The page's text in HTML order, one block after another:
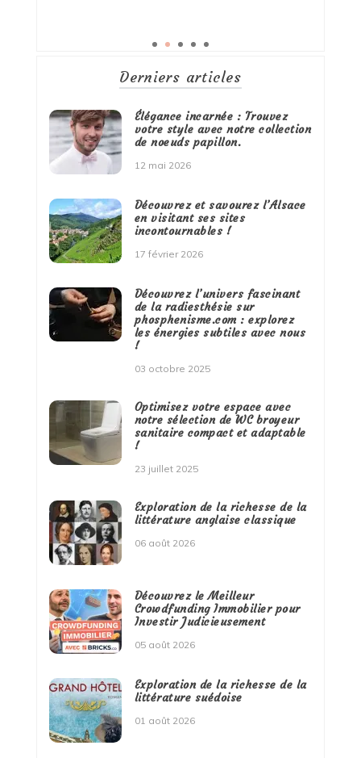
Derniers articles
Élégance incarnée : Trouvez
votre style avec notre collection
de noeuds papillon.
12 mai 2026
Découvrez et savourez l’Alsace
en visitant ses sites
incontournables !
17 février 2026
Découvrez l’univers fascinant
de la radiesthésie sur
phosphenisme.com : explorez
les énergies subtiles avec nous
!
03 octobre 2025
Optimisez votre espace avec
notre sélection de WC broyeur
sanitaire compact et adaptable
!
23 juillet 2025
Exploration de la richesse de la
littérature anglaise classique
06 août 2026
Découvrez le Meilleur
Crowdfunding Immobilier pour
Investir Judicieusement
05 août 2026
Exploration de la richesse de la
littérature suédoise
01 août 2026